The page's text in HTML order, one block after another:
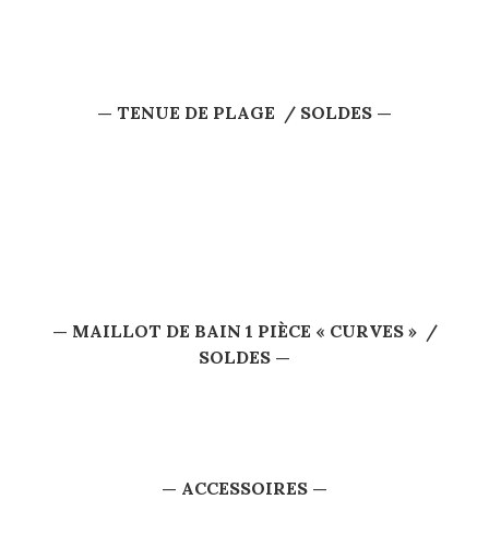
— TENUE DE PLAGE / SOLDES —
— MAILLOT DE BAIN 1 PIÈCE « CURVES » /
SOLDES —
— ACCESSOIRES —